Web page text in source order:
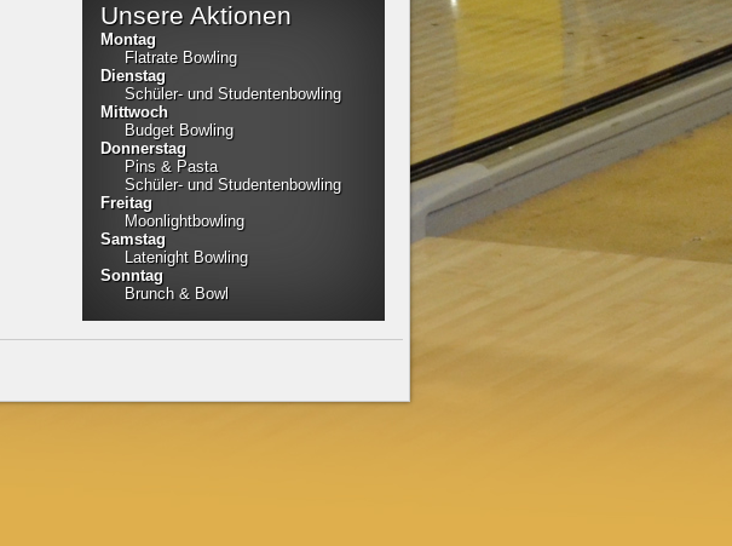
Unsere Aktionen
Montag
Flatrate Bowling
Dienstag
Schüler- und Studentenbowling
Mittwoch
Budget Bowling
Donnerstag
Pins & Pasta
Schüler- und Studentenbowling
Freitag
Moonlightbowling
Samstag
Latenight Bowling
Sonntag
Brunch & Bowl